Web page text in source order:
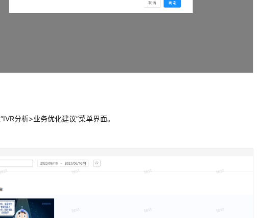
“IVR分析>业务优化建议”菜单界面。